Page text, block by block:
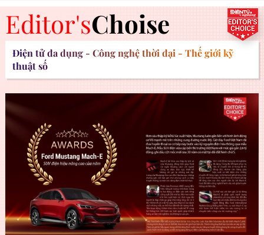
Editor'sChoise
Điện tử đa dụng - Công nghệ thời đại - Thế giới kỹ
thuật số